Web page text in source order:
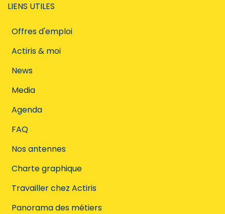
LIENS UTILES
Offres d'emploi
Actiris & moi
News
Media
Agenda
FAQ
Nos antennes
Charte graphique
Travailler chez Actiris
Panorama des métiers